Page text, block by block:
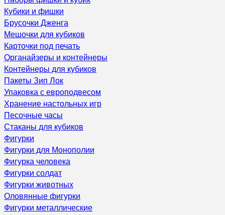
Кубики и фишки
Брусочки Дженга
Мешочки для кубиков
Карточки под печать
Органайзеры и контейнеры
Контейнеры для кубиков
Пакеты Зип Лок
Упаковка с европодвесом
Хранение настольных игр
Песочные часы
Стаканы для кубиков
Фигурки
Фигурки для Монополии
Фигурка человека
Фигурки солдат
Фигурки животных
Оловянные фигурки
Фигурки металлические